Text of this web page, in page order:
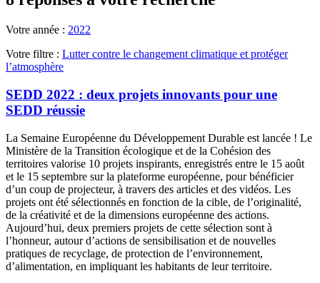
Votre année : 2022
Votre filtre : Lutter contre le changement climatique et protéger
l’atmosphère
SEDD 2022 : deux projets innovants pour une
SEDD réussie
La Semaine Européenne du Développement Durable est lancée ! Le
Ministère de la Transition écologique et de la Cohésion des
territoires valorise 10 projets inspirants, enregistrés entre le 15 août
et le 15 septembre sur la plateforme européenne, pour bénéficier
d’un coup de projecteur, à travers des articles et des vidéos. Les
projets ont été sélectionnés en fonction de la cible, de l’originalité,
de la créativité et de la dimensions européenne des actions.
Aujourd’hui, deux premiers projets de cette sélection sont à
l’honneur, autour d’actions de sensibilisation et de nouvelles
pratiques de recyclage, de protection de l’environnement,
d’alimentation, en impliquant les habitants de leur territoire.